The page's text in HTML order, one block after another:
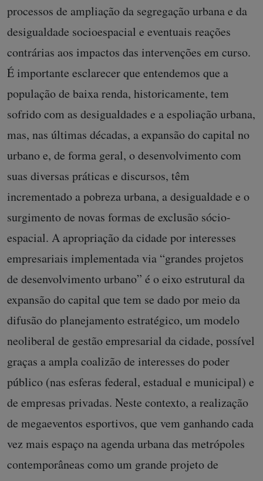
processos de ampliação da segregação urbana e da
desigualdade socioespacial e eventuais reações
contrárias aos impactos das intervenções em curso.
É importante esclarecer que entendemos que a
população de baixa renda, historicamente, tem
sofrido com as desigualdades e a espoliação urbana,
mas, nas últimas décadas, a expansão do capital no
urbano e, de forma geral, o desenvolvimento com
suas diversas práticas e discursos, têm
incrementado a pobreza urbana, a desigualdade e o
surgimento de novas formas de exclusão sócio-
espacial. A apropriação da cidade por interesses
empresariais implementada via “grandes projetos
de desenvolvimento urbano” é o eixo estrutural da
expansão do capital que tem se dado por meio da
difusão do planejamento estratégico, um modelo
neoliberal de gestão empresarial da cidade, possível
graças a ampla coalizão de interesses do poder
público (nas esferas federal, estadual e municipal) e
de empresas privadas. Neste contexto, a realização
de megaeventos esportivos, que vem ganhando cada
vez mais espaço na agenda urbana das metrópoles
contemporâneas como um grande projeto de